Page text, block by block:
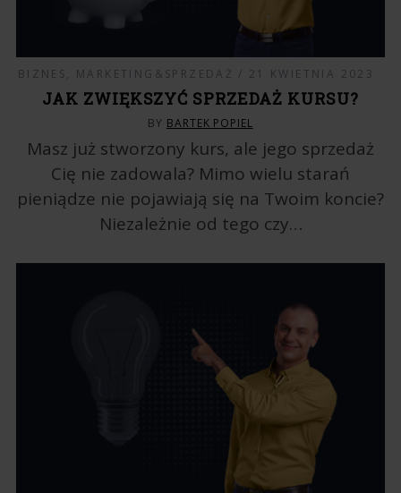
BIZNES, MARKETING&SPRZEDAŻ 21 KWIETNIA 2023
JAK ZWIĘKSZYĆ SPRZEDAŻ KURSU?
BY BARTEK POPIEL
Masz już stworzony kurs, ale jego sprzedaż
Cię nie zadowala? Mimo wielu starań
pieniądze nie pojawiają się na Twoim koncie?
Niezależnie od tego czy…